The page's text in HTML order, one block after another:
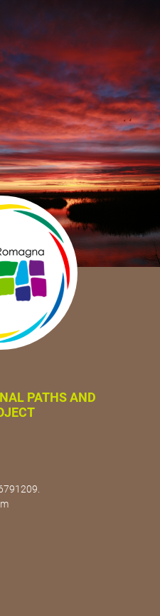
PATHS AND